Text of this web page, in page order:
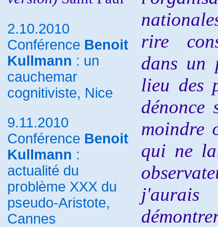
2.10.2010
Conférence Benoit
Kullmann : un
cauchemar
cognitiviste, Nice
9.11.2010
Conférence Benoit
Kullmann :
actualité du
problème XXX du
pseudo-Aristote,
Cannes
rire
dans un
lieu des
moindre
qui ne
j'aurais